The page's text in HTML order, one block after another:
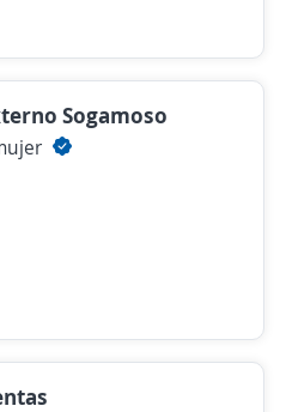
Sogamoso